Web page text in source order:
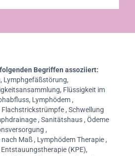
Begriffen assoziiert:
Lymphgefäßstörung,
Flüssigkeit im
Lymphödem ,
, Schwellung
, Sanitätshaus , Ödeme
,
Maß , Lymphödem Therapie ,
(KPE),